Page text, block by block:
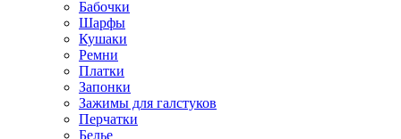
Бабочки
Шарфы
Кушаки
Ремни
Платки
Запонки
Зажимы для галстуков
Перчатки
Белье